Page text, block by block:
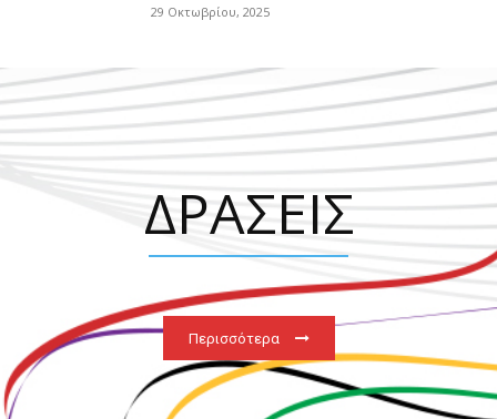
29 Οκτωβρίου, 2025
ΔΡΑΣΕΙΣ
Περισσότερα